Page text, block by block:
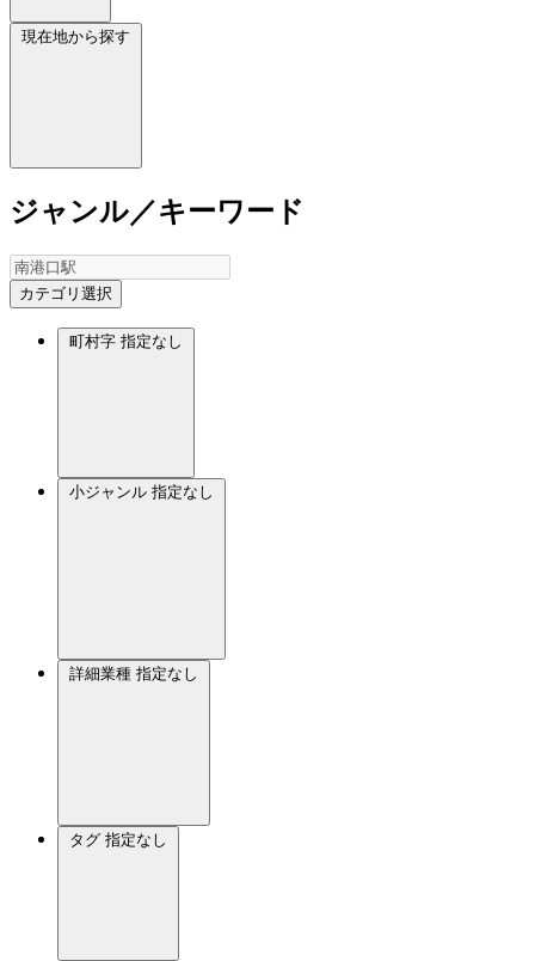
現在地から探す
ジャンル／キーワード
カテゴリ選択
町村字 指定なし
小ジャンル 指定なし
詳細業種 指定なし
タグ 指定なし